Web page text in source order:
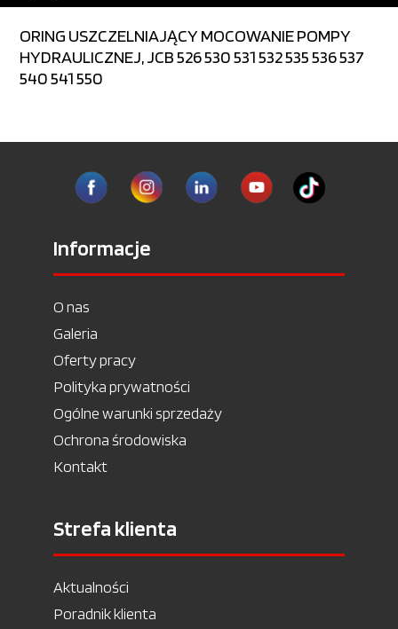
ORING USZCZELNIAJĄCY MOCOWANIE POMPY
HYDRAULICZNEJ, JCB 526 530 531 532 535 536 537
540 541 550
Informacje
O nas
Galeria
Oferty pracy
Polityka prywatności
Ogólne warunki sprzedaży
Ochrona środowiska
Kontakt
Strefa klienta
Aktualności
Poradnik klienta